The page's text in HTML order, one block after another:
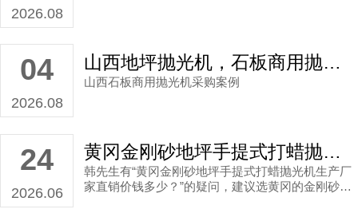
2026.08
04
2026.08
山西地坪抛光机，石板商用抛光机生产厂家直销案例
山西石板商用抛光机采购案例
24
2026.06
黄冈金刚砂地坪手提式打蜡抛光机生产厂家直销价钱多少？
韩先生有“黄冈金刚砂地坪手提式打蜡抛光机生产厂
家直销价钱多少？”的疑问，建议选黄冈的金刚砂地